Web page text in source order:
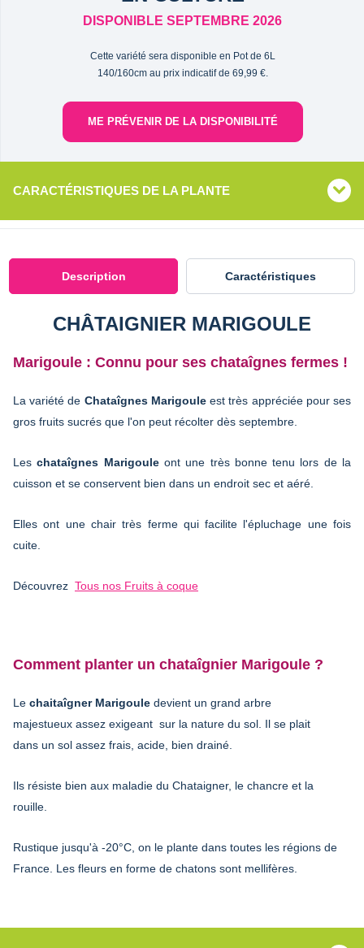
DISPONIBLE SEPTEMBRE 2026
Cette variété sera disponible en Pot de 6L
140/160cm au prix indicatif de 69,99 €.
ME PRÉVENIR DE LA DISPONIBILITÉ
CARACTÉRISTIQUES DE LA PLANTE
Description Caractéristiques
CHÂTAIGNIER MARIGOULE
Marigoule : Connu pour ses chataîgnes fermes !
La variété de Chataîgnes Marigouleest très appréciée pour ses
gros fruits sucrés que l'on peut récolter dès septembre.
Leschataîgnes Marigouleont une très bonne tenu lors de la
cuisson et se conservent bien dans un endroit sec et aéré.
Elles ont une chair très ferme qui facilite l'épluchage une fois
cuite.
Découvrez Tous nos Fruits à coque
Comment planter un chataîgnier Marigoule ?
Le chaitaîgner Marigoule devient un grand arbre
majestueux assez exigeant sur la nature du sol. Il se plait
dans un sol assez frais, acide, bien drainé.
Ils résiste bien aux maladie du Chataigner, le chancre et la
rouille.
Rustique jusqu'à -20°C, on le plante dans toutes les régions de
France. Les fleurs en forme de chatons sont mellifères.